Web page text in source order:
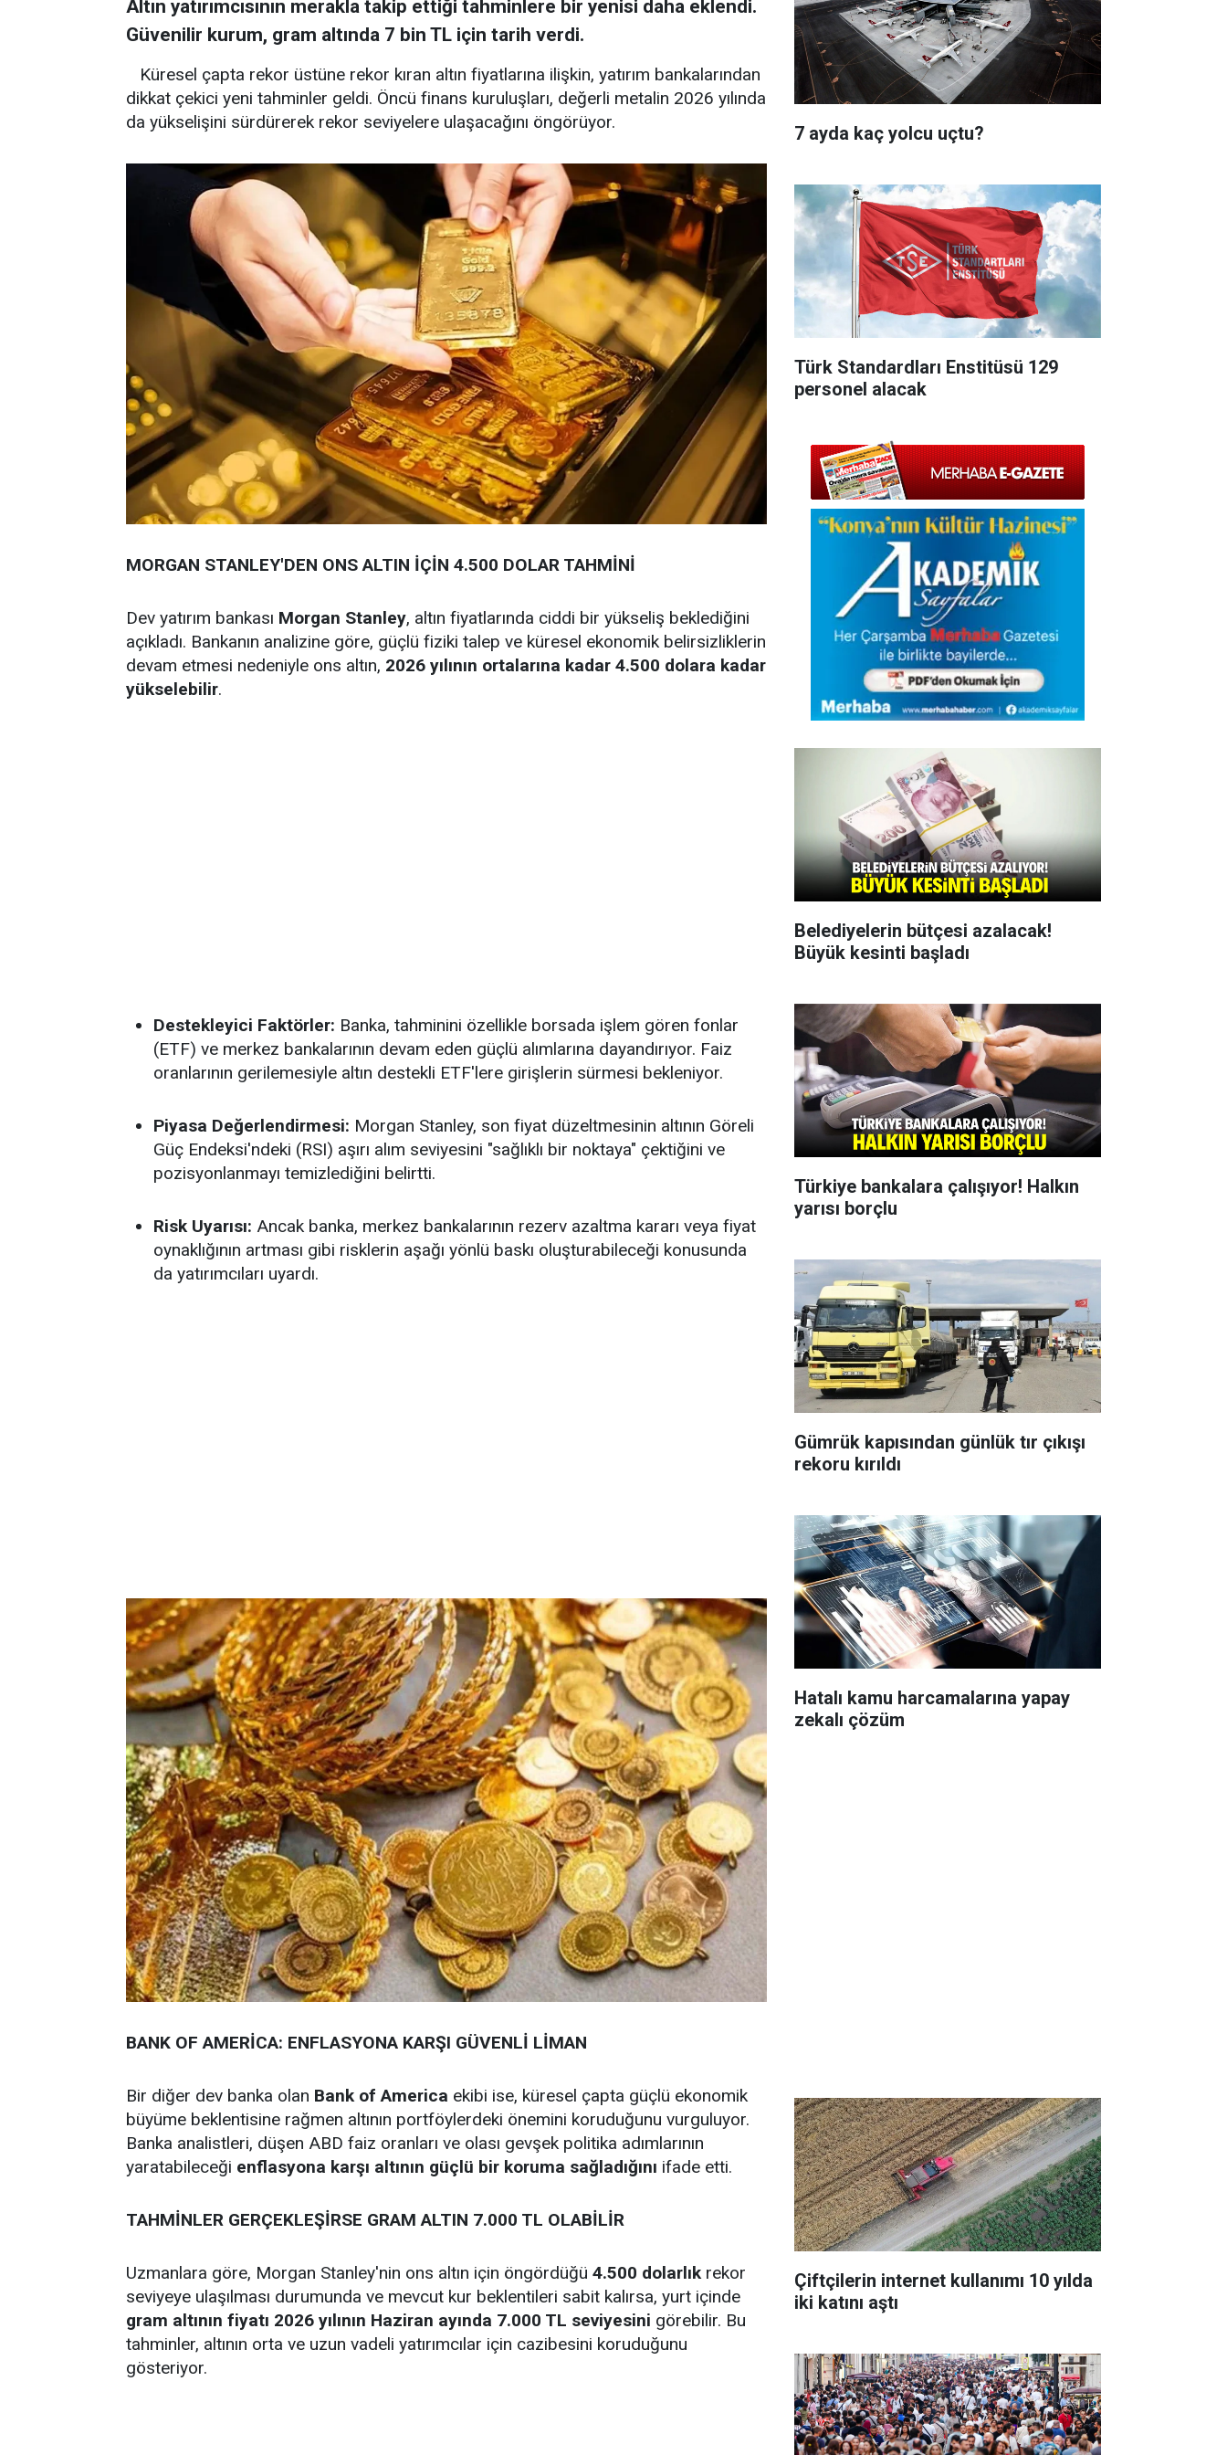
Altın yatırımcısının merakla takip ettiği tahminlere bir yenisi daha eklendi.
Güvenilir kurum, gram altında 7 bin TL için tarih verdi.
Küresel çapta rekor üstüne rekor kıran altın fiyatlarına ilişkin, yatırım bankalarından
dikkat çekici yeni tahminler geldi. Öncü finans kuruluşları, değerli metalin 2026 yılında
da yükselişini sürdürerek rekor seviyelere ulaşacağını öngörüyor.
MORGAN STANLEY'DEN ONS ALTIN İÇİN 4.500 DOLAR TAHMİNİ
Dev yatırım bankası Morgan Stanley, altın fiyatlarında ciddi bir yükseliş beklediğini
açıkladı. Bankanın analizine göre, güçlü fiziki talep ve küresel ekonomik belirsizliklerin
devam etmesi nedeniyle ons altın, 2026 yılının ortalarına kadar 4.500 dolara kadar
yükselebilir.
Destekleyici Faktörler: Banka, tahminini özellikle borsada işlem gören fonlar
(ETF) ve merkez bankalarının devam eden güçlü alımlarına dayandırıyor. Faiz
oranlarının gerilemesiyle altın destekli ETF'lere girişlerin sürmesi bekleniyor.
Piyasa Değerlendirmesi: Morgan Stanley, son fiyat düzeltmesinin altının Göreli
Güç Endeksi'ndeki (RSI) aşırı alım seviyesini "sağlıklı bir noktaya" çektiğini ve
pozisyonlanmayı temizlediğini belirtti.
Risk Uyarısı: Ancak banka, merkez bankalarının rezerv azaltma kararı veya fiyat
oynaklığının artması gibi risklerin aşağı yönlü baskı oluşturabileceği konusunda
da yatırımcıları uyardı.
BANK OF AMERİCA: ENFLASYONA KARŞI GÜVENLİ LİMAN
Bir diğer dev banka olan Bank of America ekibi ise, küresel çapta güçlü ekonomik
büyüme beklentisine rağmen altının portföylerdeki önemini koruduğunu vurguluyor.
Banka analistleri, düşen ABD faiz oranları ve olası gevşek politika adımlarının
yaratabileceği enflasyona karşı altının güçlü bir koruma sağladığını ifade etti.
TAHMİNLER GERÇEKLEŞİRSE GRAM ALTIN 7.000 TL OLABİLİR
Uzmanlara göre, Morgan Stanley'nin ons altın için öngördüğü 4.500 dolarlıkrekor
seviyeye ulaşılması durumunda ve mevcut kur beklentileri sabit kalırsa, yurt içinde
gram altının fiyatı 2026 yılının Haziran ayında 7.000 TL seviyesini görebilir. Bu
tahminler, altının orta ve uzun vadeli yatırımcılar için cazibesini koruduğunu
gösteriyor.
7 ayda kaç yolcu uçtu?
Türk Standardları Enstitüsü 129
personel alacak
Belediyelerin bütçesi azalacak!
Büyük kesinti başladı
Türkiye bankalara çalışıyor! Halkın
yarısı borçlu
Gümrük kapısından günlük tır çıkışı
rekoru kırıldı
Hatalı kamu harcamalarına yapay
zekalı çözüm
Çiftçilerin internet kullanımı 10 yılda
iki katını aştı